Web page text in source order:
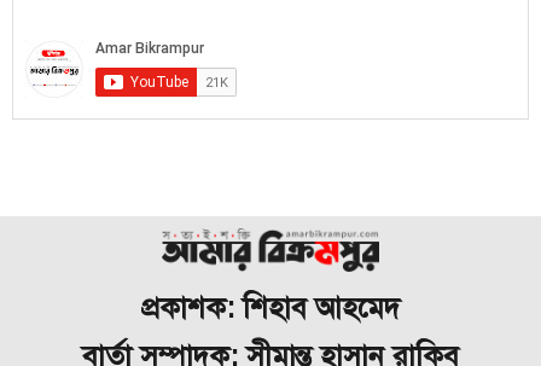
প্রকাশক: শিহাব আহমেদ
বার্তা সম্পাদক: সীমান্ত হাসান রাকিব